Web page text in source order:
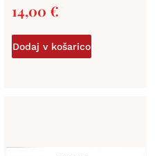
14,00 €
Dodaj v košarico